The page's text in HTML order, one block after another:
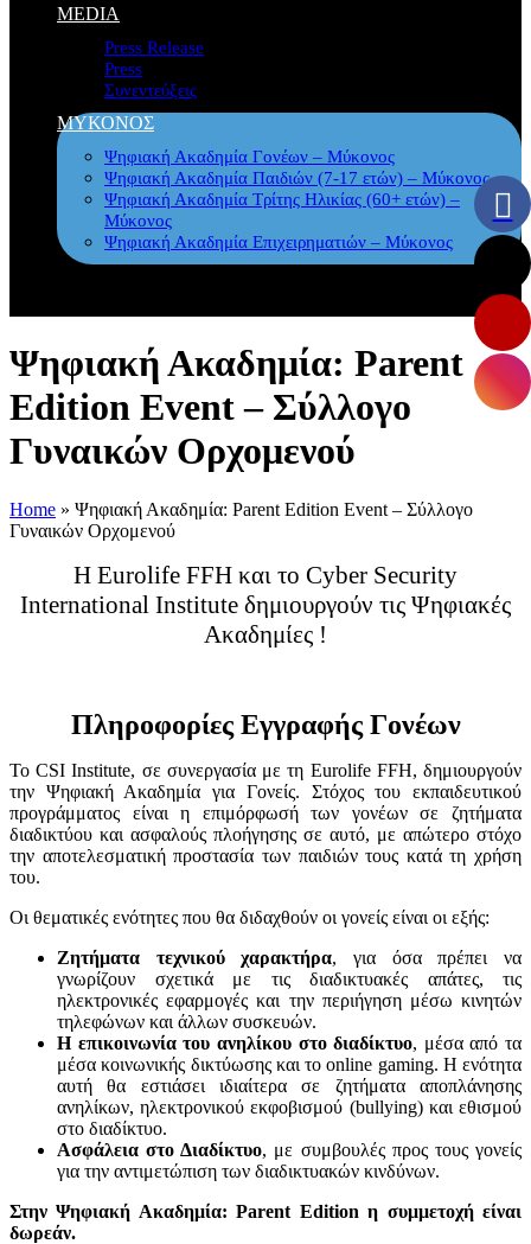
MEDIA
Press Release
Press
Συνεντεύξεις
ΜΥΚΟΝΟΣ
Ψηφιακή Ακαδημία Γονέων – Μύκονος
Ψηφιακή Ακαδημία Παιδιών (7-17 ετών) – Μύκονος
Ψηφιακή Ακαδημία Τρίτης Ηλικίας (60+ ετών) –
Μύκονος
Ψηφιακή Ακαδημία Επιχειρηματιών – Μύκονος
Ψηφιακή Ακαδημία: Parent
Edition Event – Σύλλογο
Γυναικών Ορχομενού
Home » Ψηφιακή Ακαδημία: Parent Edition Event – Σύλλογο
Γυναικών Ορχομενού
Η Eurolife FFH και το Cyber Security
International Institute δημιουργούν τις Ψηφιακές
Ακαδημίες !
Πληροφορίες Εγγραφής Γονέων
Το CSI Institute, σε συνεργασία με τη Eurolife FFH, δημιουργούν
την Ψηφιακή Ακαδημία για Γονείς. Στόχος του εκπαιδευτικού
προγράμματος είναι η επιμόρφωσή των γονέων σε ζητήματα
διαδικτύου και ασφαλούς πλοήγησης σε αυτό, με απώτερο στόχο
την αποτελεσματική προστασία των παιδιών τους κατά τη χρήση
του.
Οι θεματικές ενότητες που θα διδαχθούν οι γονείς είναι οι εξής:
Ζητήματα τεχνικού χαρακτήρα, για όσα πρέπει να
γνωρίζουν σχετικά με τις διαδικτυακές απάτες, τις
ηλεκτρονικές εφαρμογές και την περιήγηση μέσω κινητών
τηλεφώνων και άλλων συσκευών.
Η επικοινωνία του ανηλίκου στο διαδίκτυο, μέσα από τα
μέσα κοινωνικής δικτύωσης και το online gaming. Η ενότητα
αυτή θα εστιάσει ιδιαίτερα σε ζητήματα αποπλάνησης
ανηλίκων, ηλεκτρονικού εκφοβισμού (bullying) και εθισμού
στο διαδίκτυο.
Ασφάλεια στο Διαδίκτυο, με συμβουλές προς τους γονείς
για την αντιμετώπιση των διαδικτυακών κινδύνων.
Στην Ψηφιακή Ακαδημία:Parent Edition η συμμετοχή είναι
δωρεάν.